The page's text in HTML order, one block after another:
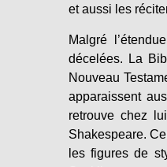
et aussi les
Malgré
décelées. La
Nouveau
apparaissent
retrouve chez
Shakespeare.
les figures de